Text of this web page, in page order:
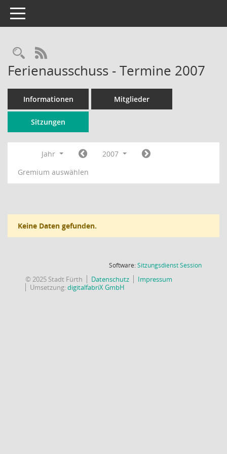
Toggle navigation
Rechercheauswahl
RSS-Feed
Ferienausschuss - Termine 2007
Informationen Mitglieder
Sitzungen
Jahr
2007
Gremium auswählen
Keine Daten gefunden.
Software:SitzungsdienstSession(Wird in
© 2025 Stadt Fürth Datenschutz
Impressum
Umsetzung:digitalfabriX GmbH